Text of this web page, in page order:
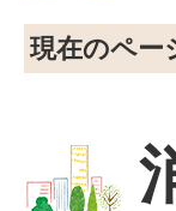
現在のペー